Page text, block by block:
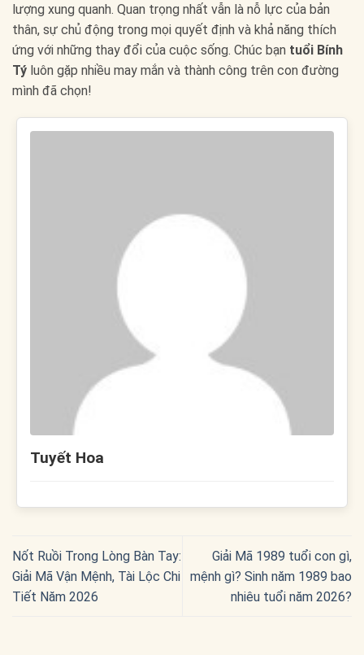
lượng xung quanh. Quan trọng nhất vẫn là nỗ lực của bản
thân, sự chủ động trong mọi quyết định và khả năng thích
ứng với những thay đổi của cuộc sống. Chúc bạn tuổi Bính
Tý luôn gặp nhiều may mắn và thành công trên con đường
mình đã chọn!
Tuyết Hoa
Nốt Ruồi Trong Lòng Bàn Tay:
Giải Mã Vận Mệnh, Tài Lộc Chi
Tiết Năm 2026
Giải Mã 1989 tuổi con gì,
mệnh gì? Sinh năm 1989 bao
nhiêu tuổi năm 2026?